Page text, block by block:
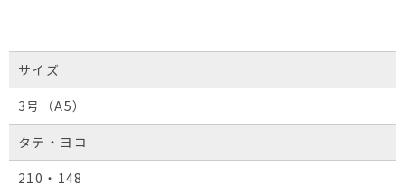
サイズ
3号（A5）
タテ・ヨコ
210・148